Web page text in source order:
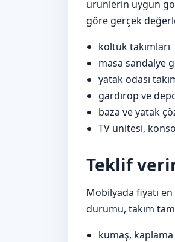
ürünlerin uygun
göre gerçek
koltuk takımları
masa sandalye
yatak odası
gardırop ve
baza ve yatak
TV ünitesi,
Teklif
Mobilyada fiyatı
durumu, takım
kumaş,